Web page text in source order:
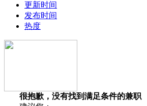
更新时间
发布时间
热度
很抱歉，没有找到满足条件的兼职